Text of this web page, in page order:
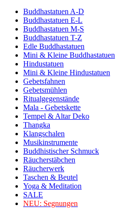
Buddhastatuen A-D
Buddhastatuen E-L
Buddhastatuen M-S
Buddhastatuen T-Z
Edle Buddhastatuen
Mini & Kleine Buddhastatuen
Hindustatuen
Mini & Kleine Hindustatuen
Gebetsfahnen
Gebetsmühlen
Ritualgegenstände
Mala - Gebetskette
Tempel & Altar Deko
Thangka
Klangschalen
Musikinstrumente
Buddhistischer Schmuck
Räucherstäbchen
Räucherwerk
Taschen & Beutel
Yoga & Meditation
SALE
NEU: Segnungen